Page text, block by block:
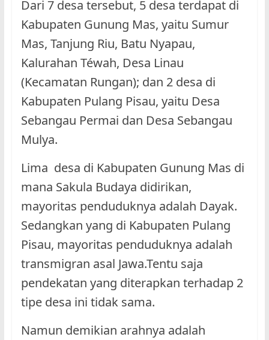
Dari 7 desa tersebut, 5 desa terdapat di
Kabupaten Gunung Mas, yaitu Sumur
Mas, Tanjung Riu, Batu Nyapau,
Kalurahan Téwah, Desa Linau
(Kecamatan Rungan); dan 2 desa di
Kabupaten Pulang Pisau, yaitu Desa
Sebangau Permai dan Desa Sebangau
Mulya.
Lima desa di Kabupaten Gunung Mas di
mana Sakula Budaya didirikan,
mayoritas penduduknya adalah Dayak.
Sedangkan yang di Kabupaten Pulang
Pisau, mayoritas penduduknya adalah
transmigran asal Jawa.Tentu saja
pendekatan yang diterapkan terhadap 2
tipe desa ini tidak sama.
Namun demikian arahnya adalah